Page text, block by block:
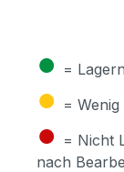
● =
● =
● = Nicht
nach